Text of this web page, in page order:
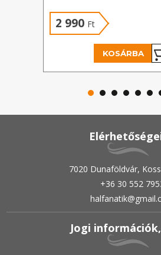
2 990 Ft
KOSÁRBA
7020 Dunaföldvár,
+36 30 552
Jogi információk,